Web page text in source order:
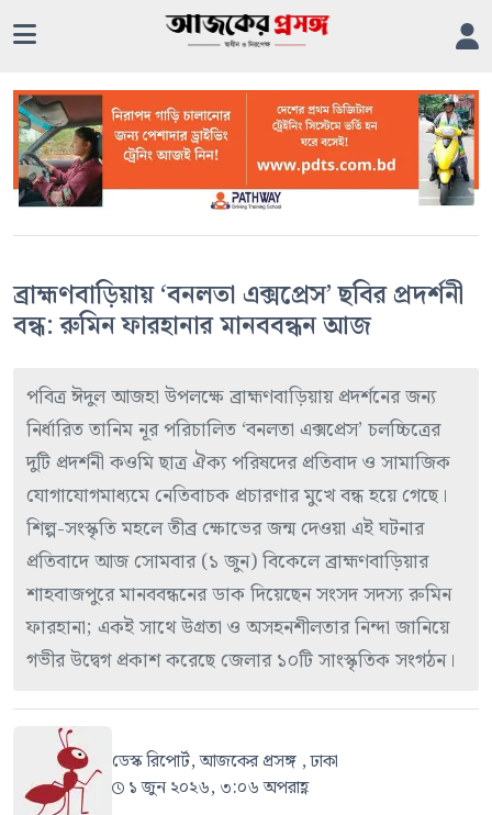
ব্রাহ্মণবাড়িয়ায় ‘বনলতা এক্সপ্রেস’ ছবির প্রদর্শনী
বন্ধ: রুমিন ফারহানার মানববন্ধন আজ
পবিত্র ঈদুল আজহা উপলক্ষে ব্রাহ্মণবাড়িয়ায় প্রদর্শনের জন্য
নির্ধারিত তানিম নূর পরিচালিত ‘বনলতা এক্সপ্রেস’ চলচ্চিত্রের
দুটি প্রদর্শনী কওমি ছাত্র ঐক্য পরিষদের প্রতিবাদ ও সামাজিক
যোগাযোগমাধ্যমে নেতিবাচক প্রচারণার মুখে বন্ধ হয়ে গেছে।
শিল্প-সংস্কৃতি মহলে তীব্র ক্ষোভের জন্ম দেওয়া এই ঘটনার
প্রতিবাদে আজ সোমবার (১ জুন) বিকেলে ব্রাহ্মণবাড়িয়ার
শাহবাজপুরে মানববন্ধনের ডাক দিয়েছেন সংসদ সদস্য রুমিন
ফারহানা; একই সাথে উগ্রতা ও অসহনশীলতার নিন্দা জানিয়ে
গভীর উদ্বেগ প্রকাশ করেছে জেলার ১০টি সাংস্কৃতিক সংগঠন।
ডেস্ক রিপোর্ট, আজকের প্রসঙ্গ , ঢাকা
১ জুন ২০২৬, ৩:০৬ অপরাহ্ণ